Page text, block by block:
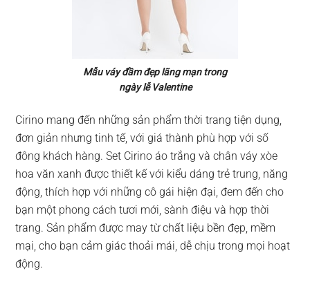
Mẫu váy đầm đẹp lãng mạn trong
ngày lễ Valentine
Cirino mang đến những sản phẩm thời trang tiện dụng,
đơn giản nhưng tinh tế, với giá thành phù hợp với số
đông khách hàng. Set Cirino áo trắng và chân váy xòe
hoa văn xanh được thiết kế với kiểu dáng trẻ trung, năng
động, thích hợp với những cô gái hiện đại, đem đến cho
bạn một phong cách tươi mới, sành điệu và hợp thời
trang. Sản phẩm được may từ chất liệu bền đẹp, mềm
mại, cho bạn cảm giác thoải mái, dễ chịu trong mọi hoạt
động.